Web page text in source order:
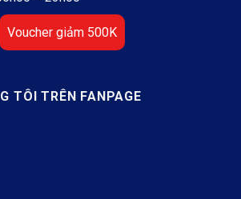
Voucher giảm 500K
TÔI TRÊN FANPAGE